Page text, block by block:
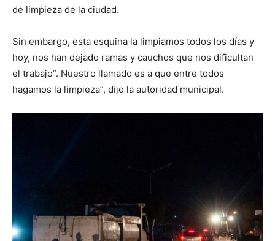
de limpieza de la ciudad.
Sin embargo, esta esquina la limpiamos todos los días y
hoy, nos han dejado ramas y cauchos que nos dificultan
el trabajo”. Nuestro llamado es a que entre todos
hagamos la limpieza”, dijo la autoridad municipal.